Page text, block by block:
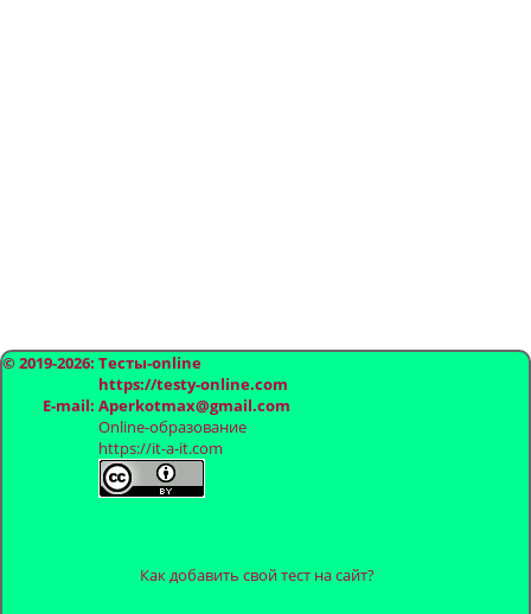
© 2019-2026: Тесты-online
https://testy-online.com
E-mail: Aperkotmax@gmail.com
Online-образование
https://it-a-it.com
Как добавить свой тест на сайт?